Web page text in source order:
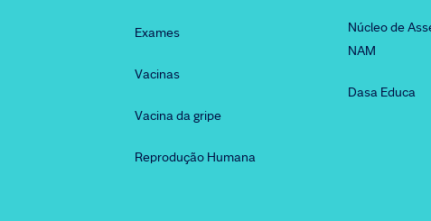
Exames
Vacinas
Vacina da gripe
Reprodução Humana
Núcleo de
NAM
Dasa Educa